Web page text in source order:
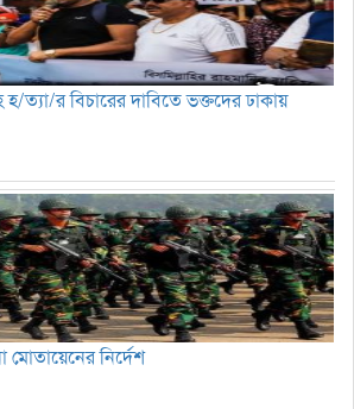
হ/ত্যা/র বিচারের দাবিতে ভক্তদের ঢাকায়
মোতায়েনের নির্দেশ